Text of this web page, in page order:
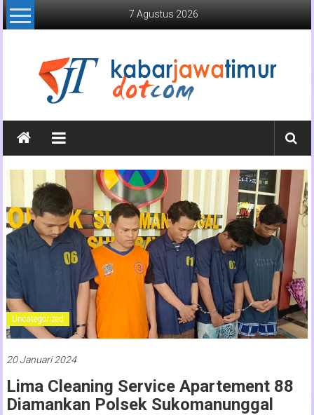
Lompat
ke
7 Agustus 2026
Kabar
Jawa
Timur
Media
Online
Jawa
Timur
Uncategorized
20 Januari 2024
Lima Cleaning Service Apartement 88
Diamankan Polsek Sukomanunggal